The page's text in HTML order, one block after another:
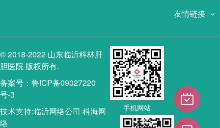
友情链接
© 2018-2022 山东临沂科林肝
胆医院 版权所有.
备案号：鲁ICP备09027220
号-3
技术支持:临沂网络公司 科海网
络
手机网站